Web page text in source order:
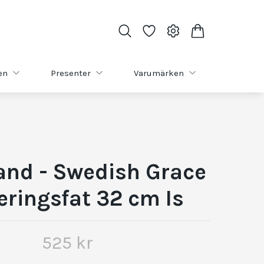
Presenter Varumärken
- Swedish Grace
32 cm Is
525 kr